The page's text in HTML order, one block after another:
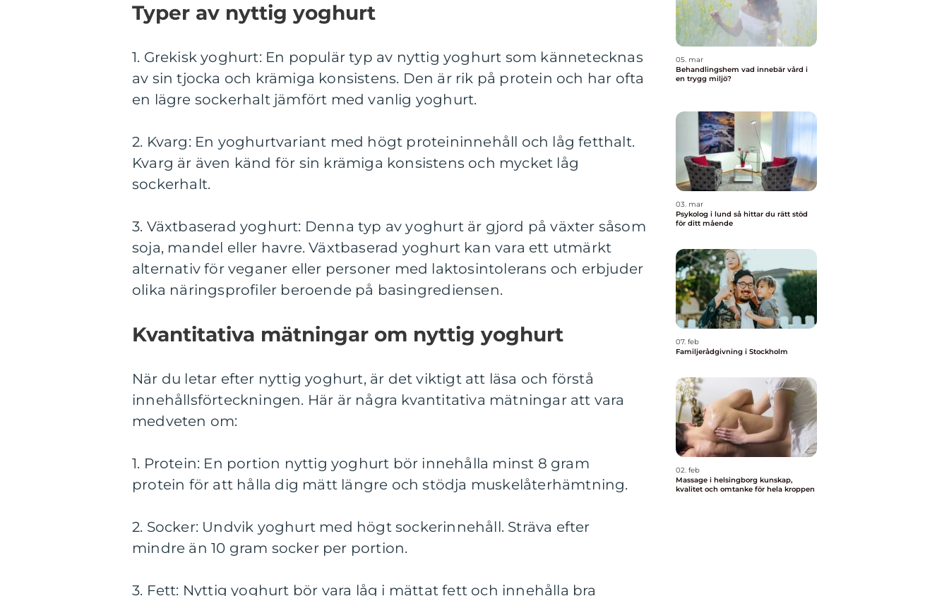
Typer av nyttig yoghurt
1. Grekisk yoghurt: En populär typ av nyttig yoghurt som kännetecknas
av sin tjocka och krämiga konsistens. Den är rik på protein och har ofta
en lägre sockerhalt jämfört med vanlig yoghurt.
2. Kvarg: En yoghurtvariant med högt proteininnehåll och låg fetthalt.
Kvarg är även känd för sin krämiga konsistens och mycket låg
sockerhalt.
3. Växtbaserad yoghurt: Denna typ av yoghurt är gjord på växter såsom
soja, mandel eller havre. Växtbaserad yoghurt kan vara ett utmärkt
alternativ för veganer eller personer med laktosintolerans och erbjuder
olika näringsprofiler beroende på basingrediensen.
Kvantitativa mätningar om nyttig yoghurt
När du letar efter nyttig yoghurt, är det viktigt att läsa och förstå
innehållsförteckningen. Här är några kvantitativa mätningar att vara
medveten om:
1. Protein: En portion nyttig yoghurt bör innehålla minst 8 gram
protein för att hålla dig mätt längre och stödja muskelåterhämtning.
2. Socker: Undvik yoghurt med högt sockerinnehåll. Sträva efter
mindre än 10 gram socker per portion.
3. Fett: Nyttig yoghurt bör vara låg i mättat fett och innehålla bra
05. mar
Behandlingshem vad innebär vård i
en trygg miljö?
03. mar
Psykolog i lund så hittar du rätt stöd
för ditt mående
07. feb
Familjerådgivning i Stockholm
02. feb
Massage i helsingborg kunskap,
kvalitet och omtanke för hela kroppen